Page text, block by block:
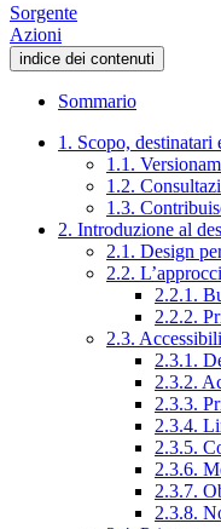
Sorgente
Azioni
indice dei contenuti
Sommario
1. Scopo, destinatari
1.1.
1.2.
1.3.
2. Introduzione al
2.1. Design
2.2.
2.2.1.
2.2.2.
2.3.
2.3.1.
2.3.2.
2.3.3.
2.3.4.
2.3.5.
2.3.6.
2.3.7.
2.3.8.